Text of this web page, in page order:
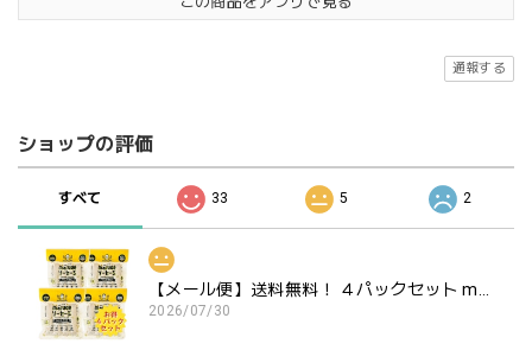
通報する
ショップの評価
すべて 33 5 2
2026/07/30